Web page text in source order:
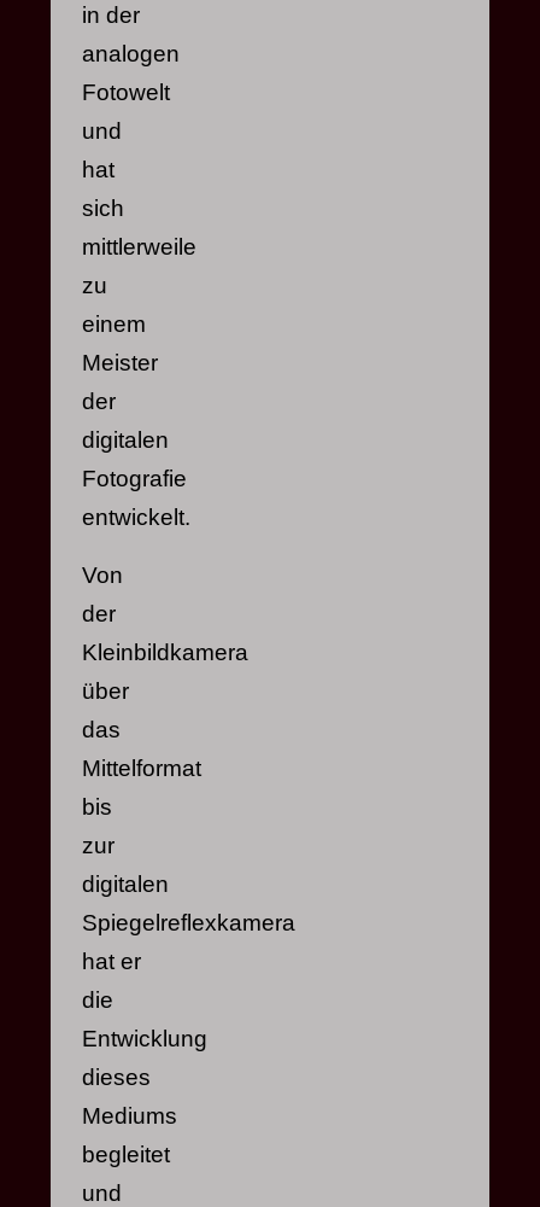
in der
analogen
Fotowelt
und
hat
sich
mittlerweile
zu
einem
Meister
der
digitalen
Fotografie
entwickelt.
Von
der
Kleinbildkamera
über
das
Mittelformat
bis
zur
digitalen
Spiegelreflexkamera
hat er
die
Entwicklung
dieses
Mediums
begleitet
und